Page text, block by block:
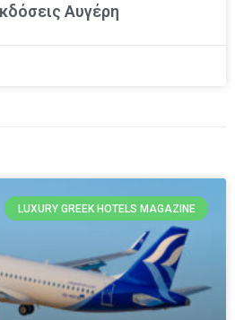
Αυγέρη
LUXURY GREEK HOTELS MAGAZINE